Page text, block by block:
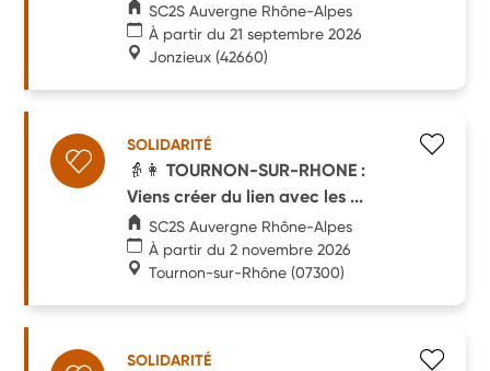
SC2S Auvergne Rhône-Alpes
À partir du 21 septembre 2026
Jonzieux (42660)
SOLIDARITÉ
👵👩 TOURNON-SUR-RHONE :
Viens créer du lien avec les ...
SC2S Auvergne Rhône-Alpes
À partir du 2 novembre 2026
Tournon-sur-Rhône (07300)
SOLIDARITÉ